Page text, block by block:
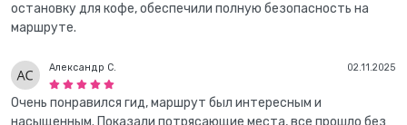
остановку для кофе, обеспечили полную безопасность на
маршруте.
02.11.2025
Александр С.
Очень понравился гид, маршрут был интересным и